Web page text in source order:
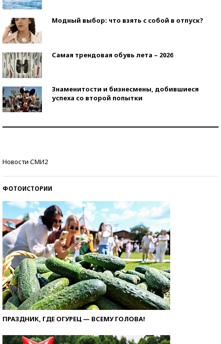
Модный выбор: что взять с собой в отпуск?
Самая трендовая обувь лета – 2026
Знаменитости и бизнесмены, добившиеся
успеха со второй попытки
Новости СМИ2
ФОТОИСТОРИИ
ПРАЗДНИК, ГДЕ ОГУРЕЦ — ВСЕМУ ГОЛОВА!